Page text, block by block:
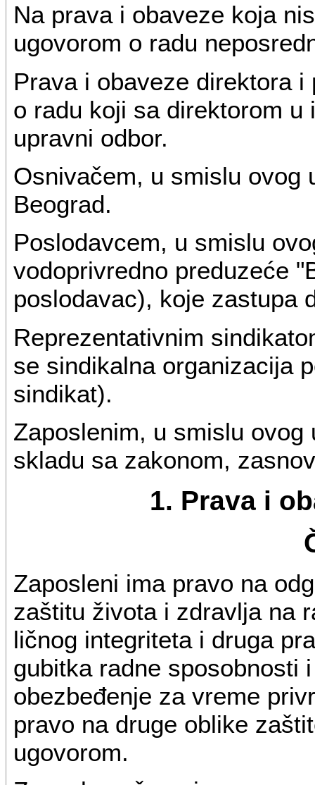
Na prava i obaveze koja
ugovorom o radu
Prava i obaveze direktora
o radu koji sa direktorom
upravni odbor.
Osnivačem, u smislu ovog
Beograd.
Poslodavcem, u smislu
vodoprivredno preduzeće
poslodavac), koje zastupa
Reprezentativnim
se sindikalna organizacija
sindikat).
Zaposlenim, u smislu
skladu sa zakonom,
1. Prava i
Zaposleni ima pravo na
zaštitu života i zdravlja na
ličnog integriteta i druga
gubitka radne sposobnosti
obezbeđenje za vreme
pravo na druge oblike
ugovorom.